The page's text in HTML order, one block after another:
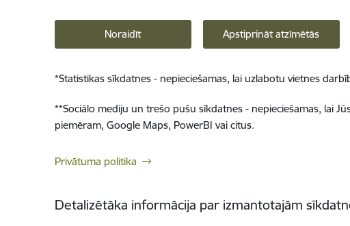
Noraidīt Apstiprināt atzīmētās
*Statistikas sīkdatnes - nepieciešamas, lai uzlabotu vietnes
**Sociālo mediju un trešo pušu sīkdatnes - nepieciešamas, lai
piemēram, Google Maps, PowerBI vai citus.
Privātuma politika
Detalizētāka informācija par izmantotajām